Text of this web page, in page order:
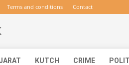
Terms and conditions Contact
KUTCH CRIME